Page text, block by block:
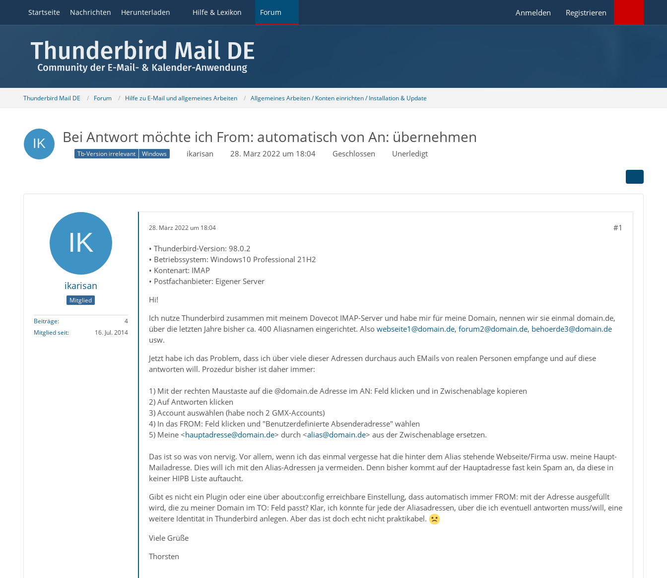
Startseite Nachrichten Herunterladen Hilfe & Lexikon Forum Anmelden Registrieren
Thunderbird Mail DE Forum Hilfe zu E-Mail und allgemeines Arbeiten Allgemeines Arbeiten / Konten einrichten / Installation & Update
Bei Antwort möchte ich From: automatisch von An: übernehmen
Tb-Version irrelevant Windows ikarisan 28. März 2022 um 18:04 Geschlossen Unerledigt
ikarisan
Mitglied
Beiträge
4
Mitglied seit
16. Jul. 2014
28. März 2022 um 18:04 #1
• Thunderbird-Version: 98.0.2
• Betriebssystem: Windows10 Professional 21H2
• Kontenart: IMAP
• Postfachanbieter: Eigener Server
Hi!
Ich nutze Thunderbird zusammen mit meinem Dovecot IMAP-Server und habe mir für meine Domain, nennen wir sie einmal domain.de,
über die letzten Jahre bisher ca. 400 Aliasnamen eingerichtet. Also webseite1@domain.de, forum2@domain.de, behoerde3@domain.de
usw.
Jetzt habe ich das Problem, dass ich über viele dieser Adressen durchaus auch EMails von realen Personen empfange und auf diese
antworten will. Prozedur bisher ist daher immer:
1) Mit der rechten Maustaste auf die @domain.de Adresse im AN: Feld klicken und in Zwischenablage kopieren
2) Auf Antworten klicken
3) Account auswählen (habe noch 2 GMX-Accounts)
4) In das FROM: Feld klicken und "Benutzerdefinierte Absenderadresse" wählen
5) Meine <hauptadresse@domain.de> durch <alias@domain.de> aus der Zwischenablage ersetzen.
Das ist so was von nervig. Vor allem, wenn ich das einmal vergesse hat die hinter dem Alias stehende Webseite/Firma usw. meine Haupt-
Mailadresse. Dies will ich mit den Alias-Adressen ja vermeiden. Denn bisher kommt auf der Hauptadresse fast kein Spam an, da diese in
keiner HIPB Liste auftaucht.
Gibt es nicht ein Plugin oder eine über about:config erreichbare Einstellung, dass automatisch immer FROM: mit der Adresse ausgefüllt
wird, die zu meiner Domain im TO: Feld passt? Klar, ich könnte für jede der Aliasadressen, über die ich eventuell antworten muss/will, eine
weitere Identität in Thunderbird anlegen. Aber das ist doch echt nicht praktikabel.
Viele Grüße
Thorsten